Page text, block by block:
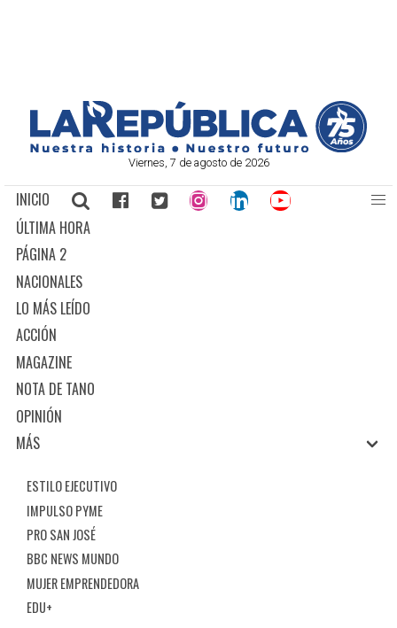
Viernes, 7 de agosto de 2026
INICIO
ÚLTIMA HORA
PÁGINA 2
NACIONALES
LO MÁS LEÍDO
ACCIÓN
MAGAZINE
NOTA DE TANO
OPINIÓN
MÁS
ESTILO EJECUTIVO
IMPULSO PYME
PRO SAN JOSÉ
BBC NEWS MUNDO
MUJER EMPRENDEDORA
EDU+